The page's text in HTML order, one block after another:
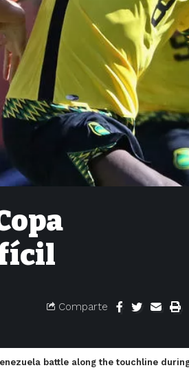
Comparte
battle along the touchline